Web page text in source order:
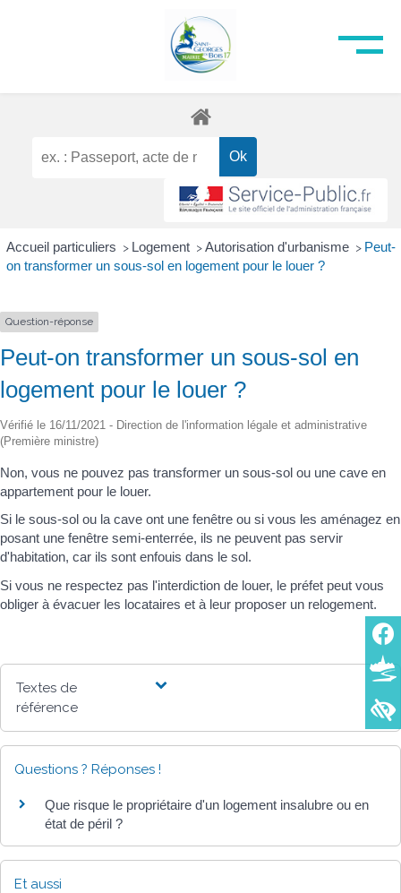
Accueil particuliers > Logement > Autorisation d'urbanisme > Peut-
on transformer un sous-sol en logement pour le louer ?
Question-réponse
Peut-on transformer un sous-sol en
logement pour le louer ?
Vérifié le 16/11/2021 - Direction de l'information légale et administrative
(Première ministre)
Non, vous ne pouvez pas transformer un sous-sol ou une cave en
appartement pour le louer.
Si le sous-sol ou la cave ont une fenêtre ou si vous les aménagez en
posant une fenêtre semi-enterrée, ils ne peuvent pas servir
d'habitation, car ils sont enfouis dans le sol.
Si vous ne respectez pas l'interdiction de louer, le préfet peut vous
obliger à évacuer les locataires et à leur proposer un relogement.
Textes de
référence
Questions ? Réponses !
Que risque le propriétaire d'un logement insalubre ou en
état de péril ?
Et aussi